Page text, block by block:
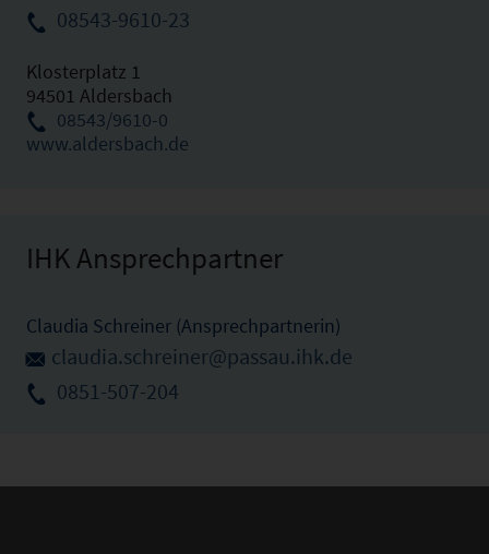
08543-9610-23
Klosterplatz 1
94501 Aldersbach
08543/9610-0
www.aldersbach.de
IHK Ansprechpartner
Claudia Schreiner (Ansprechpartnerin)
claudia.schreiner@passau.ihk.de
0851-507-204